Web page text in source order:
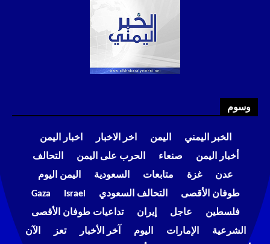
وسوم
الخبر اليمني اليمن اخر الاخبار
اخبار اليمن
أخبار اليمن
صنعاء الحرب على اليمن
التحالف
عدن
غزة متابعات السعودية
اليمن اليوم
طوفان الأقصى
التحالف السعودي Israel
Gaza
فلسطين
عاجل إيران
تداعيات طوفان الأقصى
الشرعية
الإمارات اليوم آخر الأخبار تعز الآن